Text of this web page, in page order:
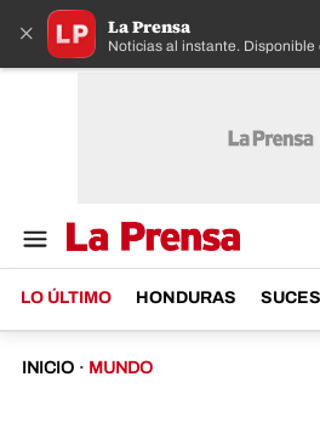
× La Prensa
Noticias al instante. Disponible
LO ÚLTIMO HONDURAS
INICIO · MUNDO